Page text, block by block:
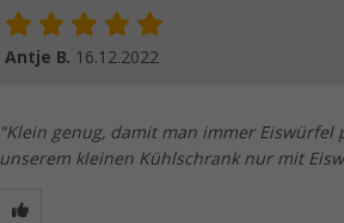
Antje B. 16.12.2022
"Klein genug, damit man immer Eiswürfel
unserem kleinen Kühlschrank nur mit